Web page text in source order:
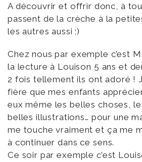
A découvrir et offrir donc, à
passent de la crèche à la
les autres aussi ;)
Chez nous par exemple c’est
la lecture à Louison 5 ans et
2 fois tellement ils ont adoré !
fière que mes enfants
eux même les belles choses,
belles illustrations… pour une
me touche vraiment et ça me
à continuer dans ce sens.
Ce soir par exemple c’est